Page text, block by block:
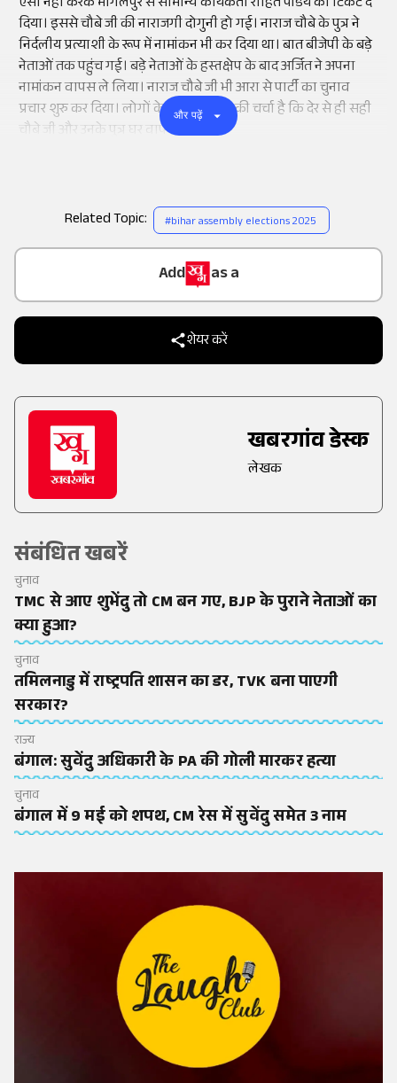
Add
as a
Trusted Source on
शेयर करें
खबरगांव डेस्क
लेखक
संबंधित खबरें
चुनाव
TMC से आए शुभेंदु तो CM बन गए, BJP के पुराने नेताओं का
क्या हुआ?
चुनाव
तमिलनाडु में राष्ट्रपति शासन का डर, TVK बना पाएगी
सरकार?
राज्य
बंगाल: सुवेंदु अधिकारी के PA की गोली मारकर हत्या
चुनाव
बंगाल में 9 मई को शपथ, CM रेस में सुवेंदु समेत 3 नाम
दिया। इससे चौबे जी की नाराजगी दोगुनी हो गई। नाराज चौबे के पुत्र ने
निर्दलीय प्रत्याशी के रूप में नामांकन भी कर दिया था। बात बीजेपी के बड़े
नेताओं तक पहुंच गई। बड़े नेताओं के हस्तक्षेप के बाद अर्जित ने अपना
नामांकन वापस ले लिया। नाराज चौबे जी भी आरा से पार्टी का चुनाव
प्रचार शुरु कर दिया। लोगों के बीच इस बात की चर्चा है कि देर से ही सही
चौबे जी और उनके पुत्र घर वापस लौट गए।
और पढ़ें
Related Topic: #bihar assembly elections 2025